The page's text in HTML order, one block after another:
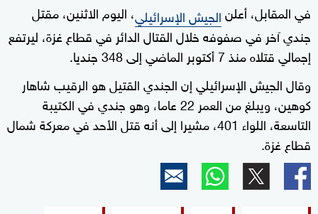
في المقابل، أعلنالجيش الإسرائيلي، اليوم الاثنين، مقتل
جندي آخر في صفوفه خلال القتال الدائر في قطاع غزة، ليرتفع
إجمالي قتلاه منذ 7 أكتوبر الماضي إلى 348 جنديا.
وقال الجيش الإسرائيلي إن الجندي القتيل هو الرقيب شاهار
كوهين، ويبلغ من العمر 22 عاما، وهو جندي في الكتيبة
التاسعة، اللواء 401، مشيرا إلى أنه قتل الأحد في معركة شمال
قطاع غزة.